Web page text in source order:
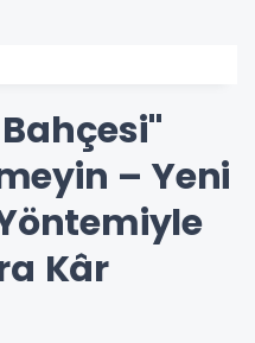
– Yeni
Yöntemiyle
Kâr